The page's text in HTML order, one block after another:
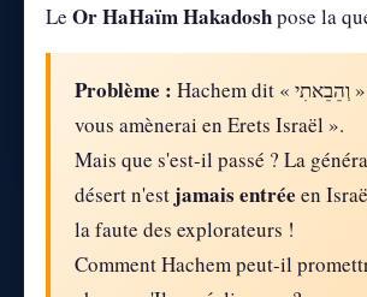
Le Or HaHaïm Hakadoshpose la
Problème : Hachem dit « וְהֵבֵאתִי » — « Je
vous amènerai en Erets Israël ».
Mais que s'est-il passé ? La
désert n'est jamais entrée en
la faute des explorateurs !
Comment Hachem peut-il